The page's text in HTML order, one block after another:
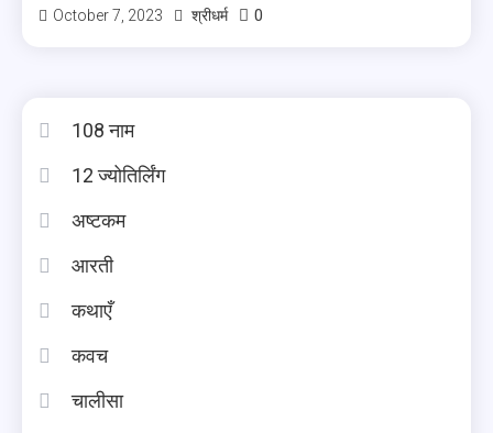
October 7, 2023 श्रीधर्म 0
108 नाम
12 ज्योतिर्लिंग
अष्टकम
आरती
कथाएँ
कवच
चालीसा